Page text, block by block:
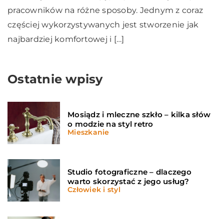
pracowników na różne sposoby. Jednym z coraz
częściej wykorzystywanych jest stworzenie jak
najbardziej komfortowej i […]
Ostatnie wpisy
Mosiądz i mleczne szkło – kilka słów
o modzie na styl retro
Mieszkanie
Studio fotograficzne – dlaczego
warto skorzystać z jego usług?
Człowiek i styl